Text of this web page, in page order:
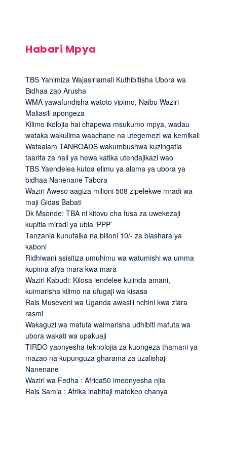
Habari Mpya
TBS Yahimiza Wajasiriamali Kuthibitisha Ubora wa
Bidhaa zao Arusha
WMA yawafundisha watoto vipimo, Naibu Waziri
Maliasili apongeza
Kilimo ikolojia hai chapewa msukumo mpya, wadau
wataka wakulima waachane na utegemezi wa kemikali
Wataalam TANROADS wakumbushwa kuzingatia
taarifa za hali ya hewa katika utendajikazi wao
TBS Yaendelea kutoa elimu ya alama ya ubora ya
bidhaa Nanenane Tabora
Waziri Aweso aagiza milioni 508 zipelekwe mradi wa
maji Gidas Babati
Dk Msonde: TBA ni kitovu cha fusa za uwekezaji
kupitia miradi ya ubia ‘PPP’
Tanzania kunufaika na bilioni 10/- za biashara ya
kaboni
Ridhiwani asisitiza umuhimu wa watumishi wa umma
kupima afya mara kwa mara
Waziri Kabudi: Kilosa iendelee kulinda amani,
kuimarisha kilimo na ufugaji wa kisasa
Rais Museveni wa Uganda awasili nchini kwa ziara
rasmi
Wakaguzi wa mafuta waimarisha udhibiti mafuta wa
ubora wakati wa upakuaji
TIRDO yaonyesha teknolojia za kuongeza thamani ya
mazao na kupunguza gharama za uzalishaji
Nanenane
Waziri wa Fedha : Africa50 imeonyesha njia
Rais Samia : Afrika inahitaji matokeo chanya